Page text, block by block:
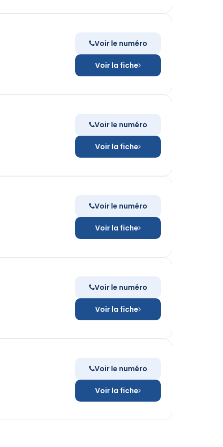
Voir le numéro
Voir la fiche
Voir le numéro
Voir la fiche
Voir le numéro
Voir la fiche
Voir le numéro
Voir la fiche
Voir le numéro
Voir la fiche